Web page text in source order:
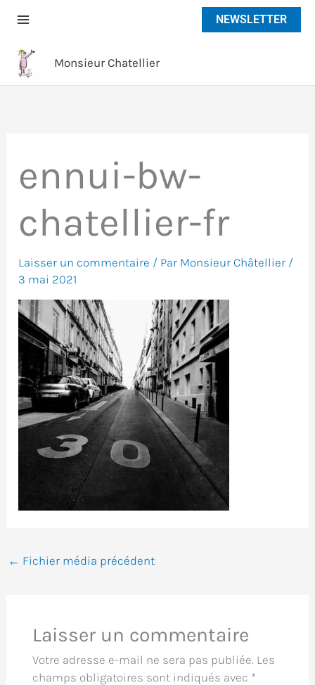
NEWSLETTER
Monsieur Chatellier
ennui-bw-
chatellier-fr
Laisser un commentaire / Par Monsieur Châtellier /
3 mai 2021
← Fichier média précédent
Laisser un commentaire
Votre adresse e-mail ne sera pas publiée. Les
champs obligatoires sont indiqués avec *